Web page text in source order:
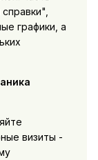
графики, а
визиты -